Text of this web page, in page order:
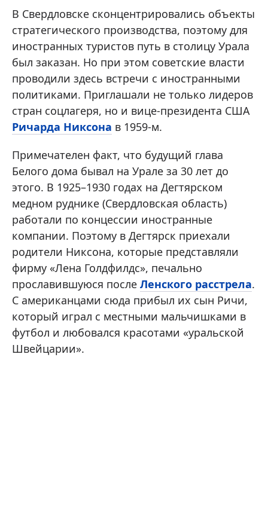
В Свердловске сконцентрировались объекты
стратегического производства, поэтому для
иностранных туристов путь в столицу Урала
был заказан. Но при этом советские власти
проводили здесь встречи с иностранными
политиками. Приглашали не только лидеров
стран соцлагеря, но и вице-президента США
Ричарда Никсона в 1959-м.
Примечателен факт, что будущий глава
Белого дома бывал на Урале за 30 лет до
этого. В 1925–1930 годах на Дегтярском
медном руднике (Свердловская область)
работали по концессии иностранные
компании. Поэтому в Дегтярск приехали
родители Никсона, которые представляли
фирму «Лена Голдфилдс», печально
прославившуюся после Ленского расстрела.
С американцами сюда прибыл их сын Ричи,
который играл с местными мальчишками в
футбол и любовался красотами «уральской
Швейцарии».